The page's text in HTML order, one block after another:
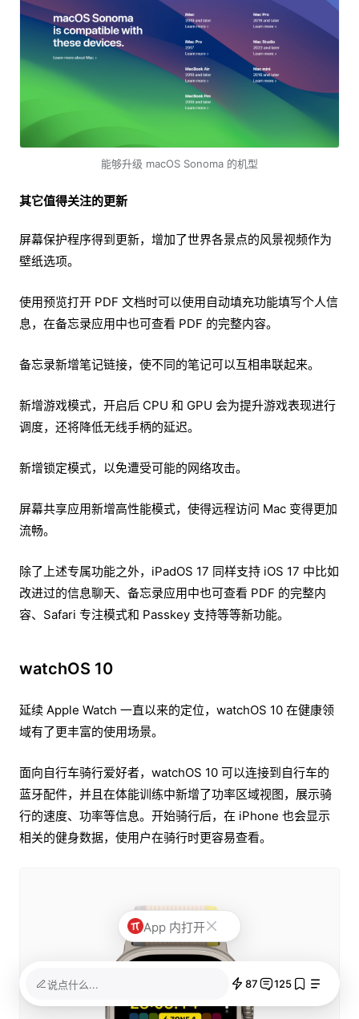
能够升级 macOS Sonoma 的机型
其它值得关注的更新
屏幕保护程序得到更新，增加了世界各景点的风景视频作为
壁纸选项。
使用预览打开 PDF 文档时可以使用自动填充功能填写个人信
息，在备忘录应用中也可查看 PDF 的完整内容。
备忘录新增笔记链接，使不同的笔记可以互相串联起来。
新增游戏模式，开启后 CPU 和 GPU 会为提升游戏表现进行
调度，还将降低无线手柄的延迟。
新增锁定模式，以免遭受可能的网络攻击。
屏幕共享应用新增高性能模式，使得远程访问 Mac 变得更加
流畅。
除了上述专属功能之外，iPadOS 17 同样支持 iOS 17 中比如
改进过的信息聊天、备忘录应用中也可查看 PDF 的完整内
容、Safari 专注模式和 Passkey 支持等等新功能。
watchOS 10
延续 Apple Watch 一直以来的定位，watchOS 10 在健康领
域有了更丰富的使用场景。
面向自行车骑行爱好者，watchOS 10 可以连接到自行车的
蓝牙配件，并且在体能训练中新增了功率区域视图，展示骑
行的速度、功率等信息。开始骑行后，在 iPhone 也会显示
相关的健身数据，使用户在骑行时更容易查看。
说点什么... 87 125
App 内打开